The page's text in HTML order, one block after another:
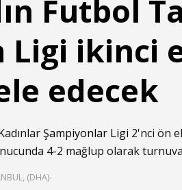
Futbol
Ligi ikinci
edecek
Şampiyonlar Ligi 2'nci ön
4-2 mağlup olarak
(DHA)-